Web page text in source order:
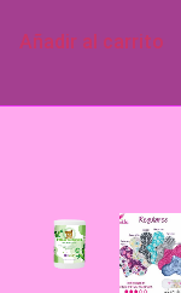
Añadir al carrito